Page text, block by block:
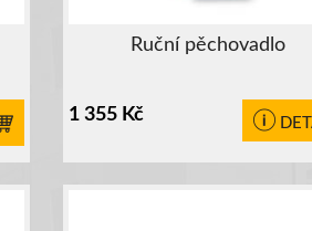
Ruční pěchovadlo
1 355 Kč